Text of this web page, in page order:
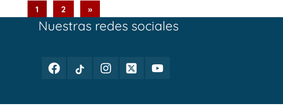
Paginación
de
1 2
Next
Posts
»
Nuestras redes sociales
Facebook
Periodismo
TikTok
Periodismo
InstagramTwitterYoutube